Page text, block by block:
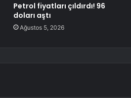
Petrol fiyatları çıldırdı! 96
doları aştı
Ağustos 5, 2026